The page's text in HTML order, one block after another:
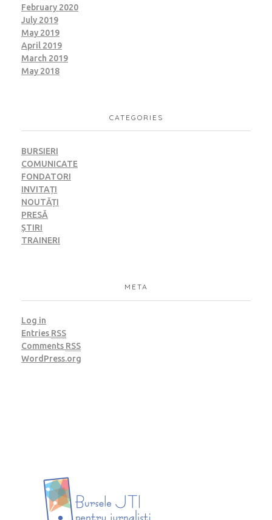
February 2020
July 2019
May 2019
April 2019
March 2019
May 2018
CATEGORIES
BURSIERI
COMUNICATE
FONDATORI
INVITAȚI
NOUTĂȚI
PRESĂ
ȘTIRI
TRAINERI
META
Log in
Entries RSS
Comments RSS
WordPress.org